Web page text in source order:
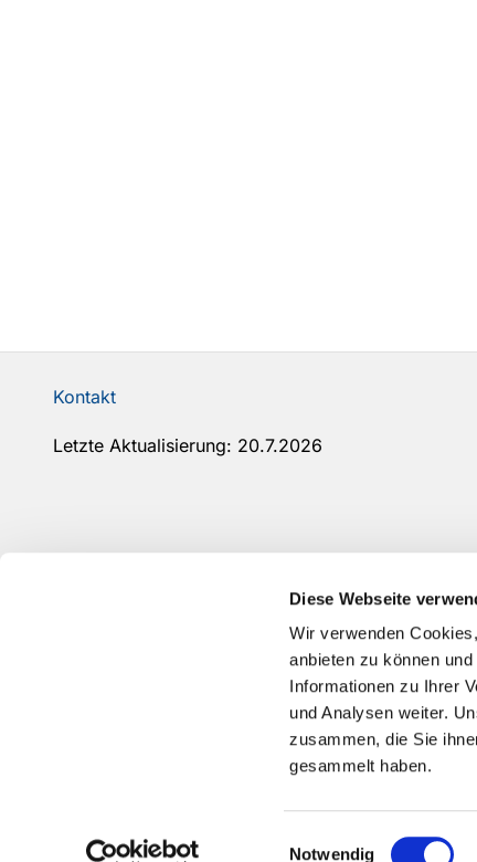
Diese Webseite
Wir verwenden
anbieten zu können
Informationen zu Ihrer
und Analysen weiter.
zusammen, die Sie
gesammelt haben.
Einwilligungsauswahl
Notwendig
Kontakt
Letzte Aktualisierung: 20.7.2026